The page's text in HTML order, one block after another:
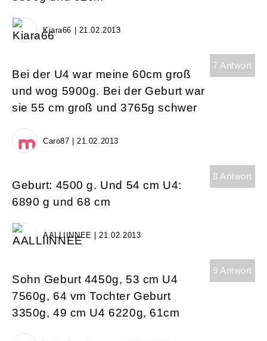
Kiara66 | 21.02.2013
7 Antwort
Bei der U4 war meine 60cm groß
und wog 5900g. Bei der Geburt war
sie 55 cm groß und 3765g schwer
Caro87 | 21.02.2013
8 Antwort
Geburt: 4500 g. Und 54 cm U4:
6890 g und 68 cm
AALLIINNEE | 21.02.2013
9 Antwort
Sohn Geburt 4450g, 53 cm U4
7560g, 64 vm Tochter Geburt
3350g, 49 cm U4 6220g, 61cm